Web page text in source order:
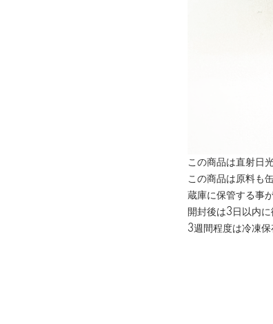
この商品は直射日
この商品は原料も
蔵庫に保管する事
開封後は3日以内に
3週間程度は冷凍